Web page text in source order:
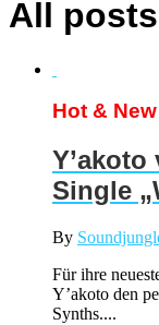
All
Hot & New
Single
By
Für ihre
Y’akoto den
Synths....